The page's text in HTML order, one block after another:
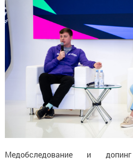
Медобследование и